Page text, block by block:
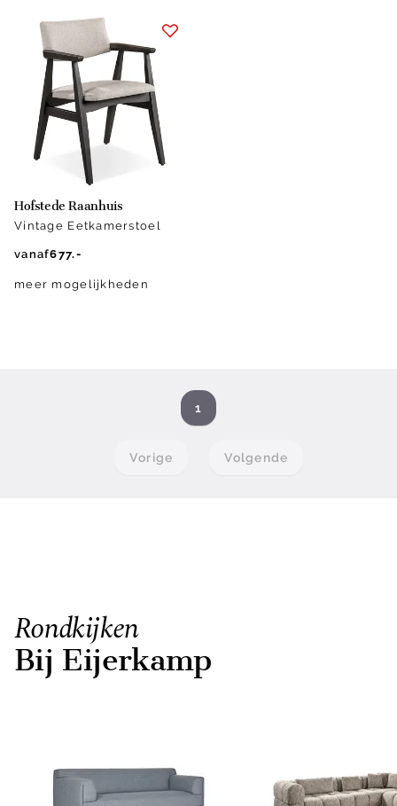
Hofstede Raanhuis
Vintage Eetkamerstoel
vanaf677.-
meer mogelijkheden
Vorige
1
Volgende
Rondkijken
Bij Eijerkamp